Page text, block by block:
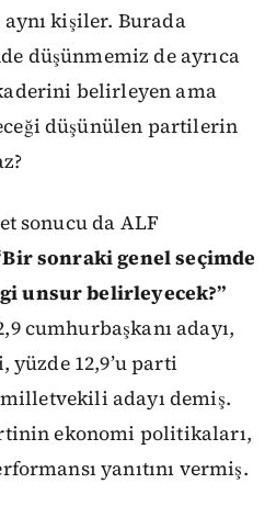
kişiler. Burada
düşünmemiz de ayrıca
belirleyen ama
düşünülen partilerin
sonucu da ALF
sonraki genel seçimde
unsur belirleyecek?”
cumhurbaşkanı adayı,
12,9’u parti
adayı demiş.
ekonomi politikaları,
yanıtını vermiş.